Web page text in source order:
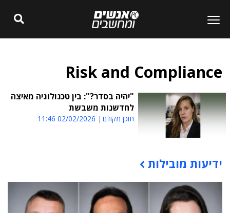
Risk and Compliance
"יהיה בסדר?": בין טכנולוגיה מאיצה
לחדשנות משבשת
תוכן מקודם 02/02/2026 11:46
תוכן פרסומי
ידיעות מובילות